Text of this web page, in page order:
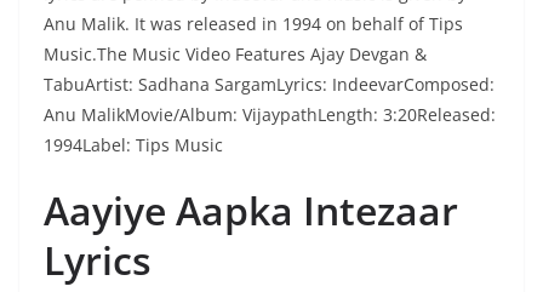
Anu Malik. It was released in 1994 on behalf of Tips
Music.The Music Video Features Ajay Devgan &
TabuArtist: Sadhana SargamLyrics: IndeevarComposed:
Anu MalikMovie/Album: VijaypathLength: 3:20Released:
1994Label: Tips Music
Aayiye Aapka Intezaar
Lyrics